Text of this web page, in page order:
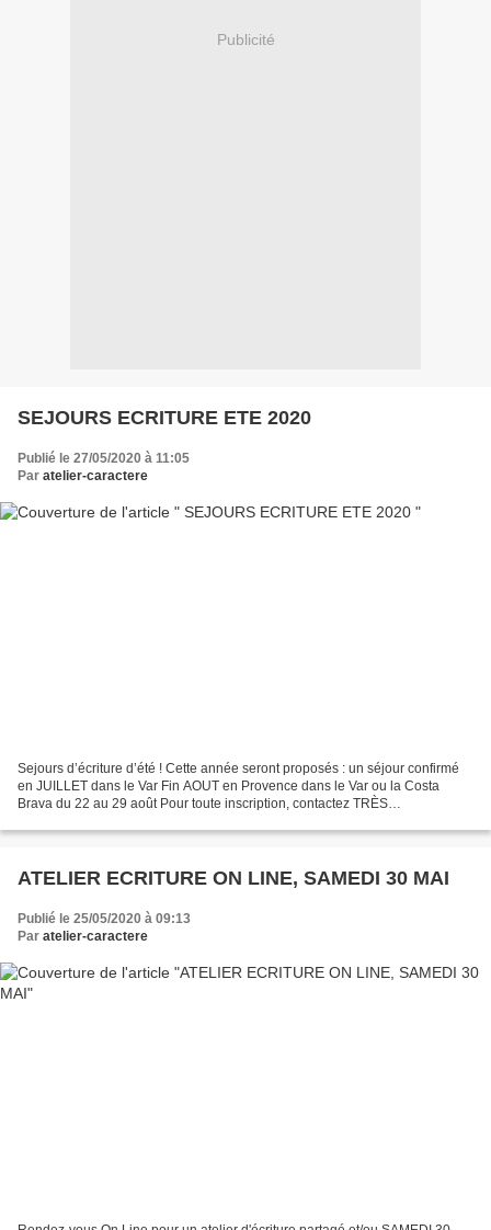
Publicité
SEJOURS ECRITURE ETE 2020
Publié le 27/05/2020 à 11:05
Par atelier-caractere
Sejours d’écriture d’été ! Cette année seront proposés : un séjour confirmé
en JUILLET dans le Var Fin AOUT en Provence dans le Var ou la Costa
Brava du 22 au 29 août Pour toute inscription, contactez TRÈS
ATELIER ECRITURE ON LINE, SAMEDI 30 MAI
Publié le 25/05/2020 à 09:13
Par atelier-caractere